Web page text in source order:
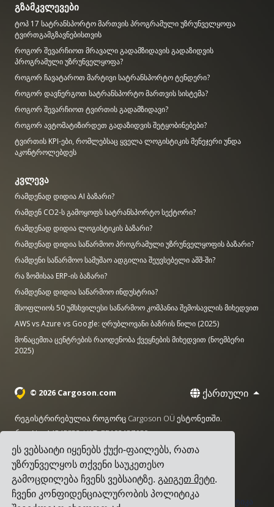
ეს ვებსაიტი იყენებს ქუქი-ფაილებს, რათა
უზრუნველყოს თქვენი საუკეთესო
გამოცდილება ჩვენს ვებსაიტზე. გაიგეთ მეტი.
ჩვენი კონფიდენციალურობის პოლიტიკა
გზამკვლევები
ტოპ 17 სატრანსპორტო მართვის პროგრამული უზრუნველყოფა
ტვირთგამგზავნებისთვის
როგორ შევარჩიოთ მრავალი გადამზიდავის გადაზიდვის
პროგრამული უზრუნველყოფა?
როგორ ჩავატაროთ მარტივი სატრანსპორტო ტენდერი?
როგორ დავნერგოთ სატრანსპორტო მართვის სისტემა?
როგორ შევარჩიოთ ტვირთის გადამზიდავი?
როგორ ავტომატიზირდეთ გადაზიდვის შეტყობინებები?
ტვირთის KPI-ები, რომლებსაც ყველა ლოგისტიკის მენეჯერი უნდა
აკონტროლებდეს
კვლევა
რამდენად დიდია AI ბაზარი?
რამდენ CO2-ს გამოყოფს სატრანსპორტო სექტორი?
რამდენად დიდია ლოგისტიკის ბაზარი?
რამდენად დიდია საწარმოო პროგრამული უზრუნველყოფის ბაზარი?
რამდენი საწარმოო სამუშაო ადგილია შეუვსებელი აშშ-ში?
რა ზომისაა ERP-ის ბაზარი?
რამდენად დიდია საწარმოო ინდუსტრია?
მსოფლიოს 50 უმსხვილესი საწარმოო კომპანია შემოსავლის მიხედვით
AWS vs Azure vs Google: ღრუბლოვანი ბაზრის წილი (2025)
მონაცემთა ცენტრების რაოდენობა ქვეყნების მიხედვით (ნოემბერი
2025)
© 2026 Cargoson.com ქართული
რეგისტრირებულია როგორც Cargoson OÜ ესტონეთში.
რეგ No: 14545832. VAT: EE102137680.
სათაო ოფისი: Pärnu mnt. 141, 11314 ტალინი, ესტონეთი
+372 5555 0028 · hello@cargoson.com
მომსახურების პირობები |კონფიდენციალურობის პოლიტიკა